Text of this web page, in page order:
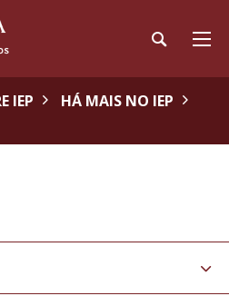
IEP
HÁ MAIS NO IEP